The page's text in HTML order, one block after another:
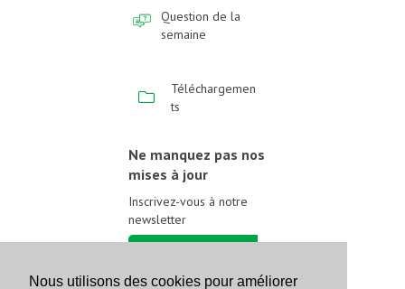
Nous utilisons des cookies pour améliorer
Question de la
semaine
Téléchargemen
ts
Ne manquez pas nos
mises à jour
Inscrivez-vous à notre
newsletter